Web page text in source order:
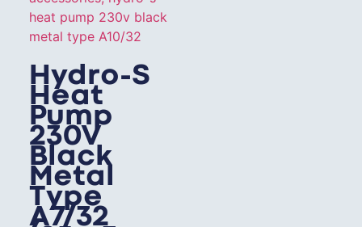
Hydro-S
Heat
Pump
230V
Black
Metal
Type
A7/32